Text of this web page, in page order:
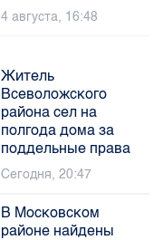
4 августа, 16:48
Житель
Всеволожского
района сел на
полгода дома за
поддельные права
Сегодня, 20:47
В Московском
районе найдены